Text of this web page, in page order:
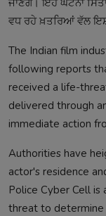
ਵਧ ਰਹੇ ਖ਼ਤਰਿਆਂ ਵੱਲ
The Indian film
following reports
received a life-
delivered through
immediate action
Authorities have
actor's residence
Police Cyber Cell
threat to determine